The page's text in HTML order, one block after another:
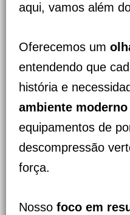
aqui, vamos além
Oferecemos um
entendendo que
história e
ambiente moderno
equipamentos de
descompressão
força.
Nosso foco em